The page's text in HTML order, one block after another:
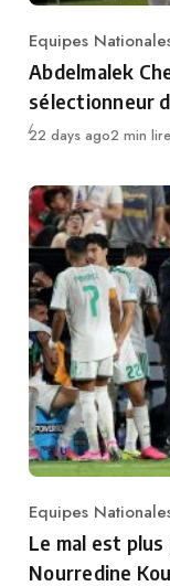
Category
Equipes
Abdelmalek
sélectionneur
Publié
22 days ago2 min lire
Category
Equipes
Le mal est
Nourredine